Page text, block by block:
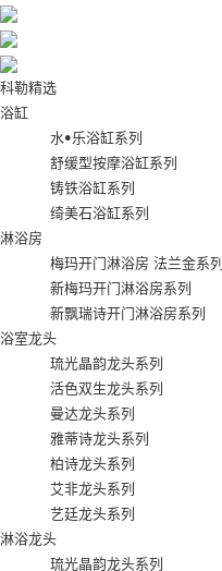
科勒精选
浴缸
水•乐浴缸系列
舒缓型按摩浴缸系列
铸铁浴缸系列
绮美石浴缸系列
淋浴房
梅玛开门淋浴房 法兰金系列
新梅玛开门淋浴房系列
新飘瑞诗开门淋浴房系列
浴室龙头
琉光晶韵龙头系列
活色双生龙头系列
曼达龙头系列
雅蒂诗龙头系列
柏诗龙头系列
艾非龙头系列
艺廷龙头系列
淋浴龙头
琉光晶韵龙头系列